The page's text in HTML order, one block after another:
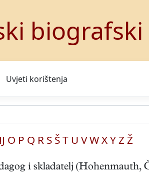
Uvjeti korištenja
O P Q R S ŠT U VWXYZ Ž
i skladatelj (Hohenmauth,